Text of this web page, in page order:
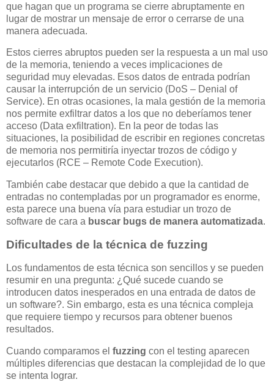
que hagan que un programa se cierre abruptamente en
lugar de mostrar un mensaje de error o cerrarse de una
manera adecuada.
Estos cierres abruptos pueden ser la respuesta a un mal uso
de la memoria, teniendo a veces implicaciones de
seguridad muy elevadas. Esos datos de entrada podrían
causar la interrupción de un servicio (DoS – Denial of
Service). En otras ocasiones, la mala gestión de la memoria
nos permite exfiltrar datos a los que no deberíamos tener
acceso (Data exfiltration). En la peor de todas las
situaciones, la posibilidad de escribir en regiones concretas
de memoria nos permitiría inyectar trozos de código y
ejecutarlos (RCE – Remote Code Execution).
También cabe destacar que debido a que la cantidad de
entradas no contempladas por un programador es enorme,
esta parece una buena vía para estudiar un trozo de
software de cara a buscar bugs de manera automatizada.
Dificultades de la técnica de fuzzing
Los fundamentos de esta técnica son sencillos y se pueden
resumir en una pregunta: ¿Qué sucede cuando se
introducen datos inesperados en una entrada de datos de
un software?. Sin embargo, esta es una técnica compleja
que requiere tiempo y recursos para obtener buenos
resultados.
Cuando comparamos el fuzzing con el testing aparecen
múltiples diferencias que destacan la complejidad de lo que
se intenta lograr.